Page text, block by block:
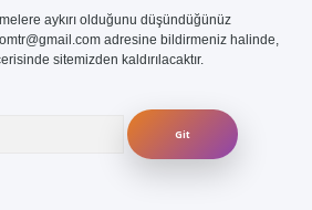
aykırı olduğunu düşündüğünüz
adresine bildirmeniz halinde,
sitemizden kaldırılacaktır.